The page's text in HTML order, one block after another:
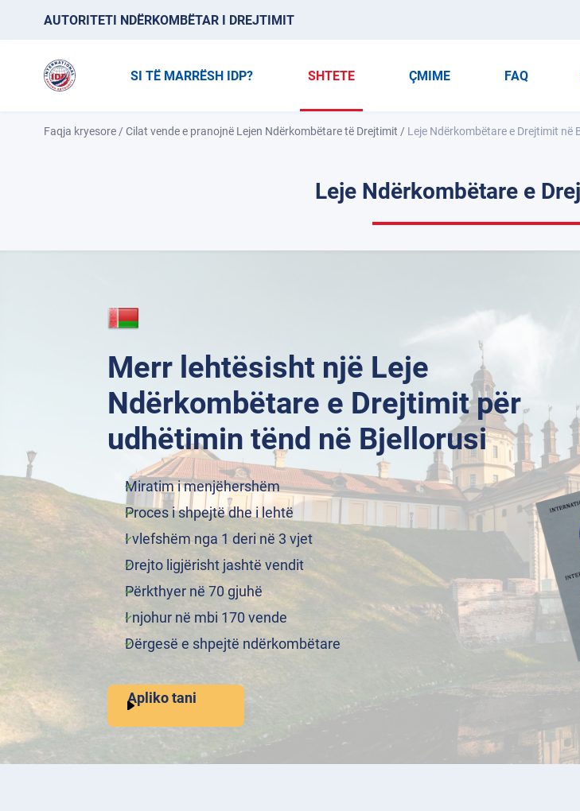
AUTORITETI NDËRKOMBËTAR I DREJTIMIT
SI TË MARRËSH IDP? SHTETE ÇMIME FAQ
Faqja kryesore /Cilat vende e pranojnë Lejen Ndërkombëtare të Drejtimit / Leje Ndërkombëtare e Drejtimit në
Leje Ndërkombëtare e
Merr lehtësisht një Leje
Ndërkombëtare e Drejtimit për
udhëtimin tënd në Bjellorusi
Miratim i menjëhershëm
Proces i shpejtë dhe i lehtë
I vlefshëm nga 1 deri në 3 vjet
Drejto ligjërisht jashtë vendit
Përkthyer në 70 gjuhë
I njohur në mbi 170 vende
Dërgesë e shpejtë ndërkombëtare
Apliko tani